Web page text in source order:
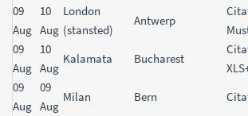
09
Aug
10
Aug
London
(stansted)
Antwerp
09
Aug
10
Aug
Kalamata Bucharest
09
Aug
09
Aug
Milan Bern